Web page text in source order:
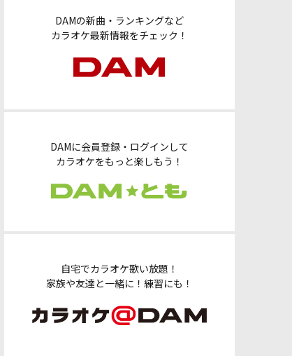
DAMの新曲・ランキングなど
カラオケ最新情報をチェック！
DAMに会員登録・ログインして
カラオケをもっと楽しもう！
自宅でカラオケ歌い放題！
家族や友達と一緒に！練習にも！